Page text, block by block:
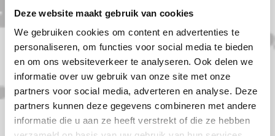
Deze website maakt gebruik van cookies
We gebruiken cookies om content en advertenties te
personaliseren, om functies voor social media te bieden
en om ons websiteverkeer te analyseren. Ook delen we
informatie over uw gebruik van onze site met onze
partners voor social media, adverteren en analyse. Deze
partners kunnen deze gegevens combineren met andere
informatie die u aan ze heeft verstrekt of die ze hebben
Stedenwijk?
Koop uw vuurwerk dan bij
Vuurwerkwereld Almere in Almere stad.
U bent van harte welkom! U bent
uiteraard ook welkom als u uit Huizen,
Almere haven of Almere stedenwijk komt.